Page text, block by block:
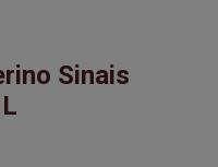
Sinais